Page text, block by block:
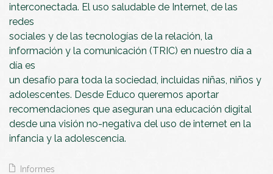
interconectada. El uso saludable de Internet, de las
redes
sociales y de las tecnologías de la relación, la
información y la comunicación (TRIC) en nuestro día a
día es
un desafío para toda la sociedad, incluidas niñas, niños y
adolescentes. Desde Educo queremos aportar
recomendaciones que aseguran una educación digital
desde una visión no-negativa del uso de internet en la
infancia y la adolescencia.
Informes